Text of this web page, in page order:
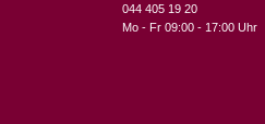
044 405 19 20
Mo - Fr 09:00 - 17:00 Uhr